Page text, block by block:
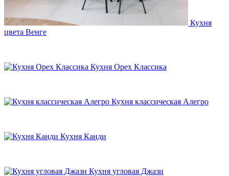
Кухня
цвета Венге
Кухня Орех Классика
Кухня классическая Алегро
Кухня Канди
Кухня угловая Джази